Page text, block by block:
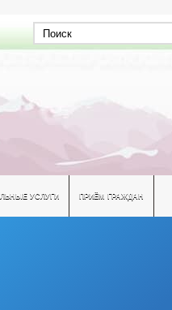
УСЛУГИ ПРИЁМ ГРАЖДАН